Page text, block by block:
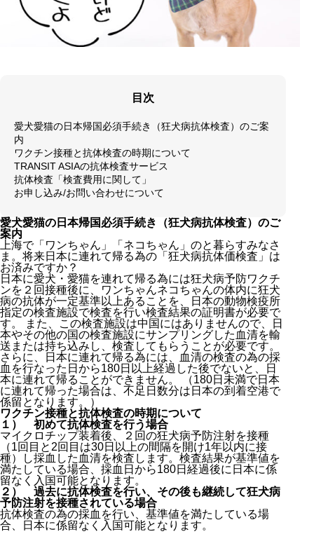
目次
愛犬愛猫の日本帰国必須手続き（狂犬病抗体検査）のご案
内
ワクチン接種と抗体検査の時期について
TRANSIT ASIAの抗体検査サービス
抗体検査「検査費用に関して」
お申し込み/お問い合わせについて
愛犬愛猫の日本帰国必須手続き（狂犬病抗体検査）のご
案内
上海で「ワンちゃん」「ネコちゃん」のと暮らすみなさ
ま。将来日本に連れて帰る為の「狂犬病抗体価検査」は
お済みですか？
日本に愛犬・愛猫を連れて帰る為には狂犬病予防ワクチ
ンを２回接種後に、ワンちゃんネコちゃんの体内に狂犬
病の抗体が一定基準以上あることを、日本の動物検疫所
指定の検査施設で検査を行い検査結果の証明書が必要で
す。 また、この検査施設は中国にはありませんので、日
本やその他の国の検査施設にサンプリングした血清を輸
送または持ち込みし、検査してもらうことが必要です。
さらに、日本に連れて帰る為には、血清の検査の為の採
血を行なった日から180日以上経過した後でないと、日
本に連れて帰ることができません。 （180日未満で日本
に連れて帰った場合は、不足日数分は日本の到着空港で
係留となります。）
ワクチン接種と抗体検査の時期について
１） 初めて抗体検査を行う場合
マイクロチップ装着後、２回の狂犬病予防注射を接種
（1回目と2回目は30日以上の間隔を開け1年以内に接
種）し採血した血清を検査します。検査結果が基準値を
満たしている場合、採血日から180日経過後に日本に係
留なく入国可能となります。
２） 過去に抗体検査を行い、その後も継続して狂犬病
予防注射を接種されている場合
抗体検査の為の採血を行い、基準値を満たしている場
合、日本に係留なく入国可能となります。